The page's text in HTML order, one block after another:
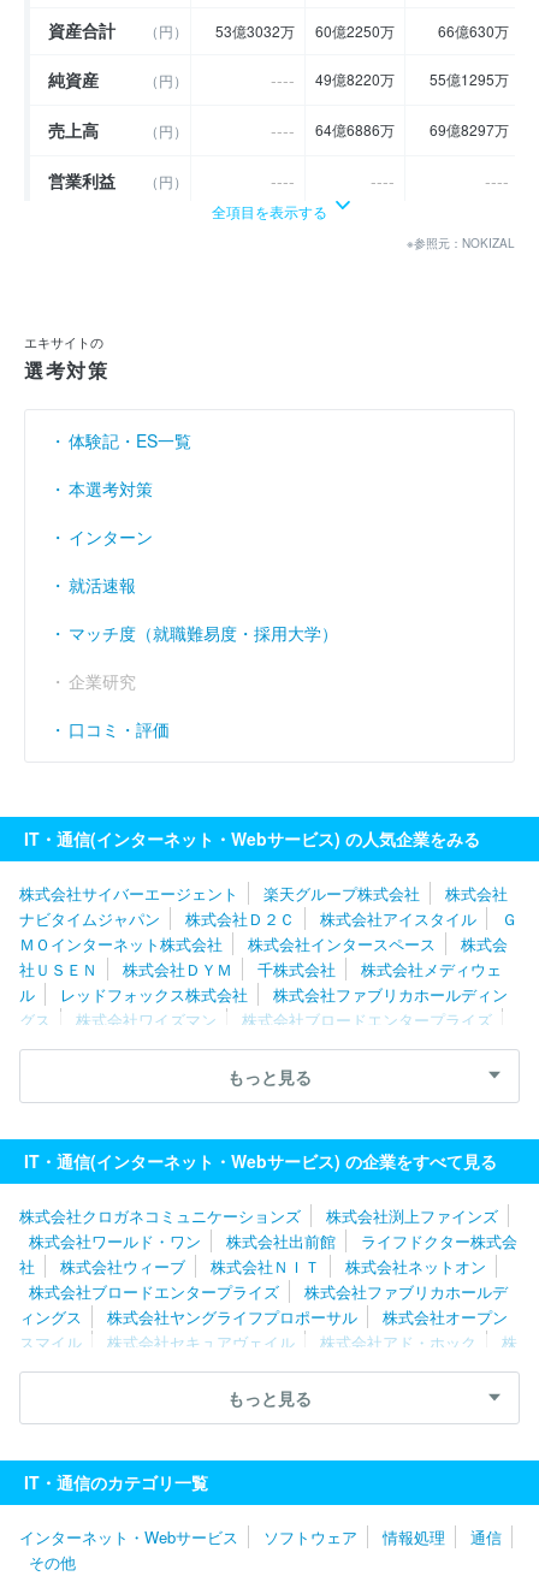
資産合計 （円） 53億3032万 60億2250万 66億630万
純資産 （円） ---- 49億8220万 55億1295万
売上高 （円） ---- 64億6886万 69億8297万
営業利益 （円） ---- ---- ----
売上伸び率
経常利益率 （％）
全項目を表示する
※参照元：NOKIZAL
エキサイトの
選考対策
体験記・ES一覧
本選考対策
インターン
就活速報
マッチ度（就職難易度・採用大学）
企業研究
口コミ・評価
IT・通信(インターネット・Webサービス) の人気企業をみる
株式会社サイバーエージェント 楽天グループ株式会社
株式会社
ナビタイムジャパン
株式会社Ｄ２Ｃ 株式会社アイスタイル
Ｇ
ＭＯインターネット株式会社
株式会社インタースペース
株式会
社ＵＳＥＮ
株式会社ＤＹＭ 千株式会社
株式会社メディウェ
ル
レッドフォックス株式会社
株式会社ファブリカホールディン
グス
株式会社ワイズマン
株式会社ブロードエンタープライズ
グレイステクノロジー株式会社
株式会社バリューゴルフ
ＧＭＯ
株式会社出前館 株式会社セレス
株式会社ネ
ットオン
会社
ＧＲＡＳグループ株式会社 株式会社朝日ネット
ジャパン
メディアシステム株式会社
株式会社エアネット
株式会社ＦＦＲ
もっと見る
IT・通信(インターネット・Webサービス) の企業をすべて見る
株式会社クロガネコミュニケーションズ
株式会社渕上ファインズ
株式会社ワールド・ワン
株式会社出前館
ライフドクター株式会
社
株式会社ウィーブ 株式会社ＮＩＴ
株式会社ネットオン
株式会社ブロードエンタープライズ
株式会社ファブリカホールデ
ィングス
株式会社ヤングライフプロポーサル
株式会社オープン
スマイル
株式会社セキュアヴェイル 株式会社アド・ホック
株
式会社ＨＡＲＰ
株式会社ワイズマン 株式会社メディウェル
株
株式会社ポッケ 株式会社Ｓｐｅｅｅ
Ｕｎｉ
ｐｏｓ株式会社
ＧＭＯ ＴＥＣＨ株式会社
株式会社アイシーズ
株式会社ＭＩＸ
Ｉ
ＬＩＮＥヤフー株式会社
株式会社チェンジホールディングス
アマゾンジャパン株式会社
ＧＭＯメディア株式会社
もっと見る
IT・通信のカテゴリ一覧
インターネット・Webサービス ソフトウェア 情報処理
通信
その他